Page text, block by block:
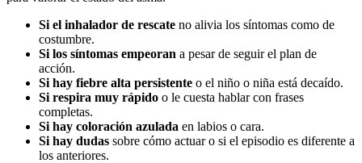
Si el inhalador de rescate no alivia los síntomas como de
costumbre.
Si los síntomas empeoran a pesar de seguir el plan de
acción.
Si hay fiebre alta persistente o el niño o niña está decaído.
Si respira muy rápido o le cuesta hablar con frases
completas.
Si hay coloración azulada en labios o cara.
Si hay dudas sobre cómo actuar o si el episodio es diferente a
los anteriores.